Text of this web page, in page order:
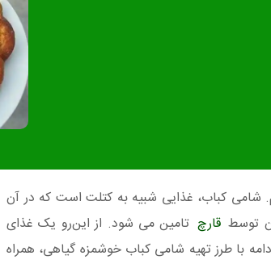
شامی کباب، غذایی شبیه به کتلت است که در آن
توسط قارچ تامین می شود. از این‌رو یک غذای
با طرز تهیه شامی کباب خوشمزه گیاهی، همراه